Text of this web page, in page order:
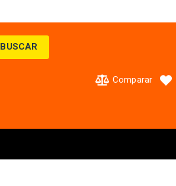
BUSCAR
Comparar